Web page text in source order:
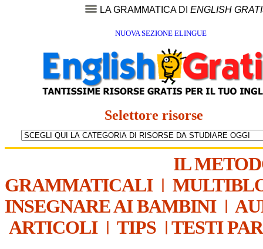
LA GRAMMATICA DI ENGLISH
NUOVA SEZIONE ELINGUE
Selettore risorse
IL
GRAMMATICALI|
INSEGNARE AI BAMBINI|
ARTICOLI| TIPS | TESTI